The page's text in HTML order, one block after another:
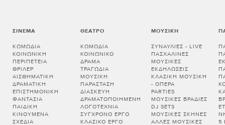
ΣΙΝΕΜΆ
ΚΩΜΩΔΊΑ
ΚΟΙΝΩΝΙΚΉ
ΠΕΡΙΠΈΤΕΙΑ
ΘΡΊΛΕΡ
ΑΙΣΘΗΜΑΤΙΚΉ
ΔΡΑΜΑΤΙΚΉ
ΕΠΙΣΤΗΜΟΝΙΚΉ
ΦΑΝΤΑΣΊΑ
ΠΑΙΔΙΚΉ
ΚΙΝΟΎΜΕΝΑ
ΣΧΈΔΙΑ
ΘΈΑΤΡΟ
ΚΩΜΩΔΊΑ
ΚΟΙΝΩΝΙΚΌ
ΔΡΆΜΑ
ΤΡΑΓΩΔΊΑ
ΜΟΥΣΙΚΉ
ΠΑΡΆΣΤΑΣΗ
ΔΙΑΣΚΕΥΉ
ΔΡΑΜΑΤΟΠΟΙΗΜΈΝΗ
ΛΟΓΟΤΕΧΝΊΑ
ΣΎΓΧΡΟΝΟ ΈΡΓΟ
ΚΛΑΣΙΚΌ ΈΡΓΟ
ΜΟΥΣΙΚΉ
ΣΥΝΑΥΛΊΕΣ - LIVE
ΠΑΣΧΑΛΙΝΈΣ
ΜΟΥΣΙΚΈΣ
ΕΚΔΗΛΏΣΕΙΣ
ΚΛΑΣΙΚΉ ΜΟΥΣΙΚΉ
- ΌΠΕΡΑ
PARTIES
ΜΟΥΣΙΚΈΣ ΒΡΑΔΙΈΣ
DJ SETS
ΜΟΥΣΙΚΈΣ ΣΚΗΝΈΣ
ΆΛΛΕΣ ΜΟΥΣΙΚΈΣ
5